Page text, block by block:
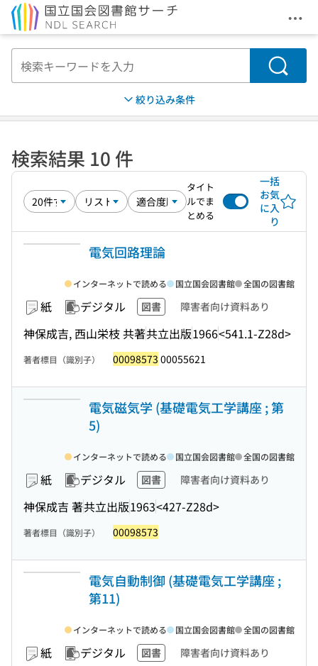
メ
検索
絞り込み条件
検索結果 10 件
タイト
ルでま
とめる
一括
お気
に入
り
電気回路理論
紙 デジタル 図書 障害者向け資料あり
神保成吉, 西山栄枝 共著共立出版1966<541.1-Z28d>
インターネットで読める 国立国会図書館 全国の図書館
著者標目（識別子） 00098573 00055621
電気磁気学 (基礎電気工学講座 ; 第
5)
紙 デジタル 図書 障害者向け資料あり
神保成吉 著共立出版1963<427-Z28d>
インターネットで読める 国立国会図書館 全国の図書館
著者標目（識別子） 00098573
電気自動制御 (基礎電気工学講座 ;
第11)
紙 デジタル 図書 障害者向け資料あり
インターネットで読める 国立国会図書館 全国の図書館